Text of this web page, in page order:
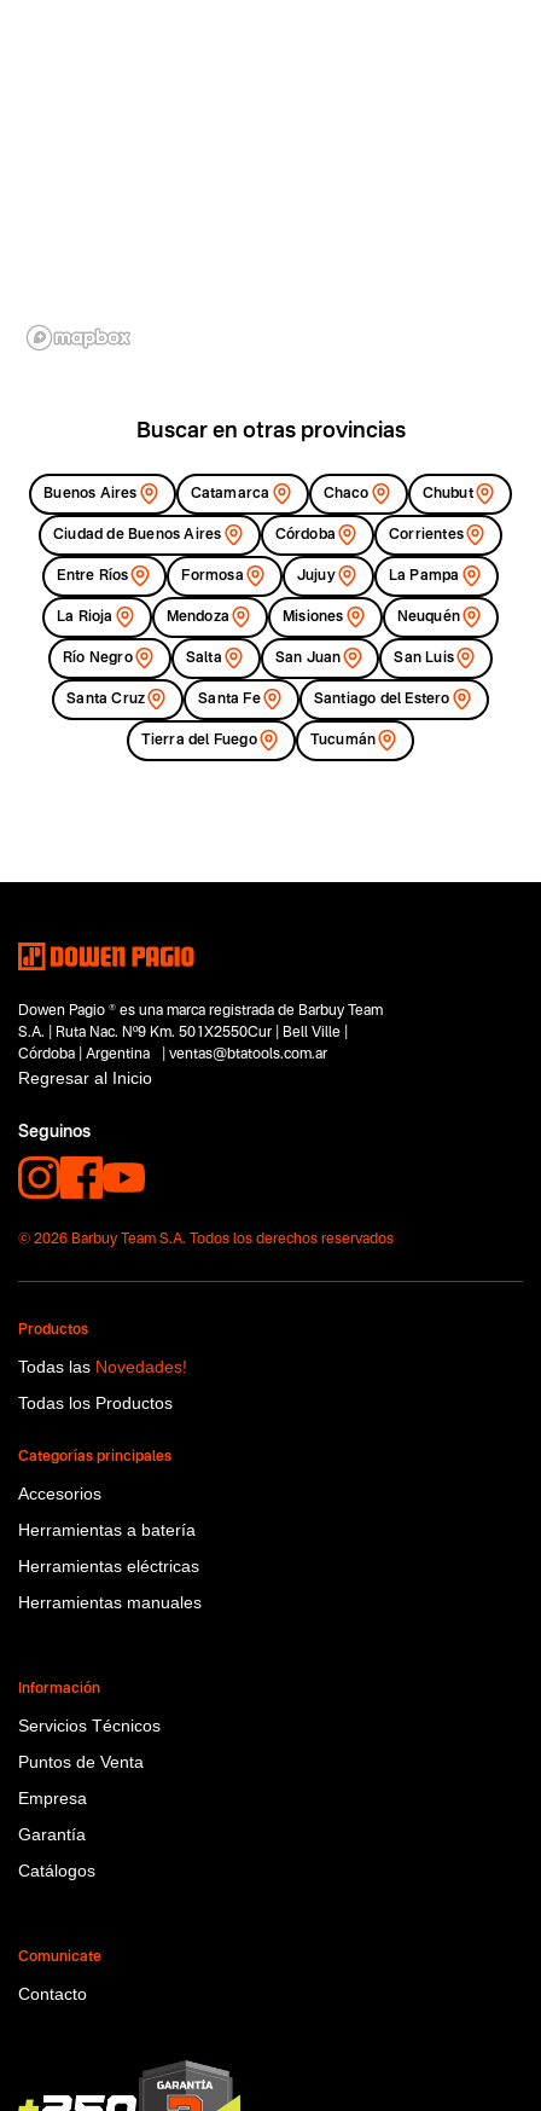
Buscar en otras provincias
Buenos Aires Catamarca Chaco Chubut
Ciudad de Buenos Aires Córdoba Corrientes
Entre Ríos Formosa Jujuy La Pampa
La Rioja Mendoza Misiones Neuquén
Río Negro Salta San Juan San Luis
Santa Cruz Santa Fe Santiago del Estero
Tierra del Fuego Tucumán
Dowen Pagio ® es una marca registrada de Barbuy Team
S.A. | Ruta Nac. Nº9 Km. 501X2550Cur | Bell Ville |
Córdoba | Argentina | ventas@btatools.com.ar
Regresar al Inicio
Seguinos
© 2026 Barbuy Team S.A. Todos los derechos reservados
Productos
Todas las Novedades!
Todas los Productos
Categorías principales
Accesorios
Herramientas a batería
Herramientas eléctricas
Herramientas manuales
Información
Servicios Técnicos
Puntos de Venta
Empresa
Garantía
Catálogos
Comunicate
Contacto